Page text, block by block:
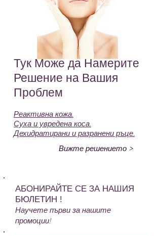
Тук Може да Намерите
Решение на Вашия
Проблем
Реактивна кожа.
Суха и увредена коса.
Дехидратирани и разранени ръце.
Вижте решението >
АБОНИРАЙТЕ СЕ ЗА НАШИЯ
БЮЛЕТИН !
Научете първи за нашите
промоции!